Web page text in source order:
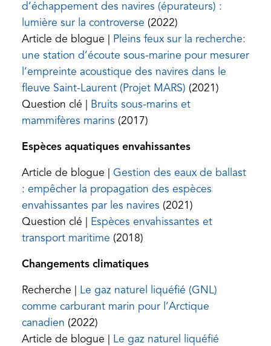
a
new
tab)
d’échappement des navires (épurateurs) :
lumière sur la controverse(opens
in
a
new
tab)
(2022)
Article de blogue |
Pleins feux sur la recherche:
une station d’écoute sous-marine pour mesurer
l’empreinte acoustique des navires dans le
fleuve Saint-Laurent (Projet MARS)(opens
in
tab)
(2021)
Question clé |
Bruits sous-marins et
mammifères marins(opens
a
new
tab)
(2017)
Espèces aquatiques envahissantes
Article de blogue | Gestion des eaux de ballast
: empêcher la propagation des espèces
envahissantes par les navires(opens
in
(2021)
Question clé |
Espèces envahissantes et
transport maritime(opens
a
new
tab)
(2018)
Changements climatiques
Recherche |
Le gaz naturel liquéfié (GNL)
comme carburant marin pour l’Arctique
canadien(opens
in
(2022)
Article de blogue |
Le gaz naturel liquéfié